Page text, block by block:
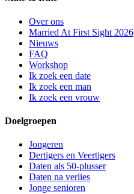
Over ons
Married At First Sight 2026
Nieuws
FAQ
Workshop
Ik zoek een date
Ik zoek een man
Ik zoek een vrouw
Doelgroepen
Jongeren
Dertigers en Veertigers
Daten als 50-plusser
Daten na verlies
Jonge senioren